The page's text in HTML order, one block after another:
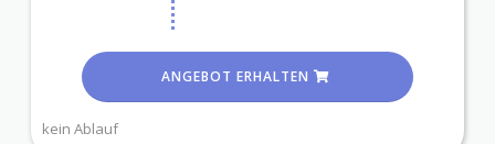
ANGEBOT ERHALTEN
kein Ablauf